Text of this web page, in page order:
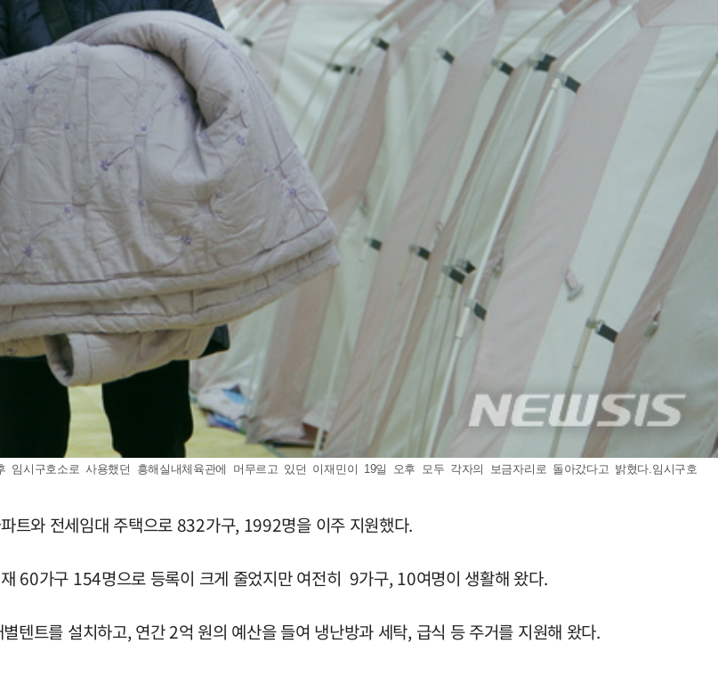
시구호소로 사용했던 흥해실내체육관에 머무르고 있던 이재민이 19일 오후 모두 각자의 보금자리로 돌아갔다고 밝혔다.임시구호
트와 전세임대 주택으로 832가구, 1992명을 이주 지원했다.
60가구 154명으로 등록이 크게 줄었지만 여전히 9가구, 10여명이 생활해 왔다.
텐트를 설치하고, 연간 2억 원의 예산을 들여 냉난방과 세탁, 급식 등 주거를 지원해 왔다.